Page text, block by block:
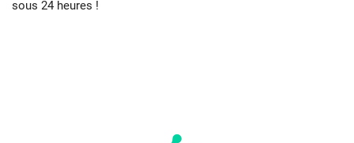
sous 24 heures !